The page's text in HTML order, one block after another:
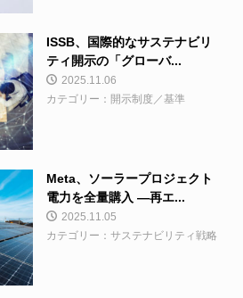
ISSB、国際的なサステナビリ
ティ開示の「グローバ...
2025.11.06
カテゴリー：開示制度／基準
Meta、ソーラープロジェクト
電力を全量購入 ―再エ...
2025.11.05
カテゴリー：サステナビリティ戦略